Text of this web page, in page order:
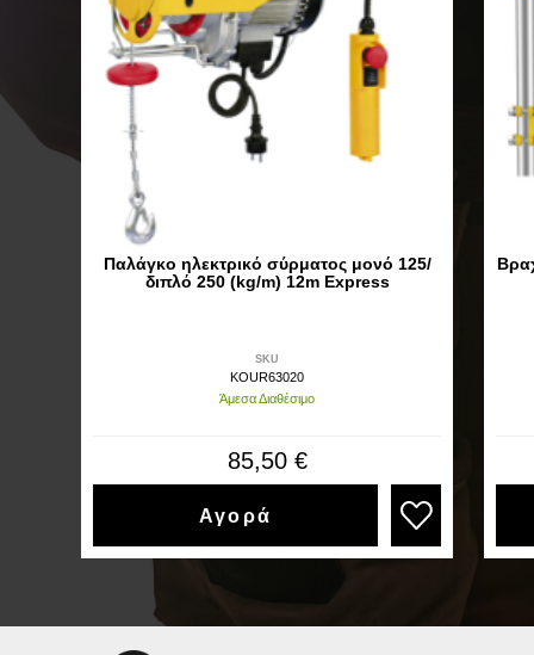
Παλάγκο ηλεκτρικό σύρματος μονό 125/
διπλό 250 (kg/m) 12m Express
SKU
KOUR63020
Άμεσα Διαθέσιμο
85,50 €
Αγορά